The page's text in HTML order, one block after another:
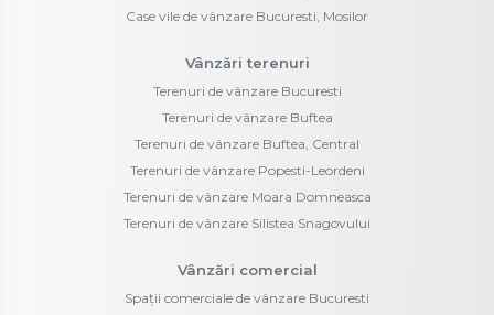
Case vile de vânzare Bucuresti, Mosilor
Vânzări terenuri
Terenuri de vânzare Bucuresti
Terenuri de vânzare Buftea
Terenuri de vânzare Buftea, Central
Terenuri de vânzare Popesti-Leordeni
Terenuri de vânzare Moara Domneasca
Terenuri de vânzare Silistea Snagovului
Vânzări comercial
Spații comerciale de vânzare Bucuresti